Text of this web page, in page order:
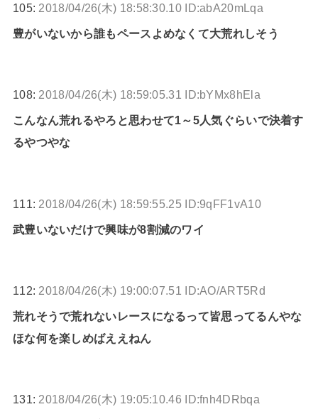
105: 2018/04/26(木) 18:58:30.10 ID:abA20mLqa
豊がいないから誰もペースよめなくて大荒れしそう
108: 2018/04/26(木) 18:59:05.31 ID:bYMx8hEla
こんなん荒れるやろと思わせて1～5人気ぐらいで決着す
るやつやな
111: 2018/04/26(木) 18:59:55.25 ID:9qFF1vA10
武豊いないだけで興味が8割減のワイ
112: 2018/04/26(木) 19:00:07.51 ID:AO/ART5Rd
荒れそうで荒れないレースになるって皆思ってるんやな
ほな何を楽しめばええねん
131: 2018/04/26(木) 19:05:10.46 ID:fnh4DRbqa